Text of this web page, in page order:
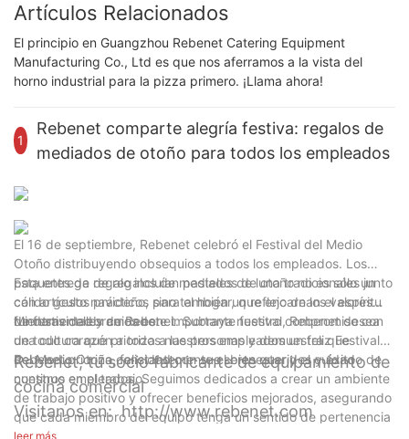
Artículos Relacionados
El principio en Guangzhou Rebenet Catering Equipment
Manufacturing Co., Ltd es que nos aferramos a la vista del
horno industrial para la pizza primero. ¡Llama ahora!
1
Rebenet comparte alegría festiva: regalos de
mediados de otoño para todos los empleados
El 16 de septiembre, Rebenet celebró el Festival del Medio
Otoño distribuyendo obsequios a todos los empleados. Los
paquetes de regalo incluían pasteles de luna tradicionales junto
con artículos prácticos para el hogar, que encarnan el espíritu
de festividad y cuidado.
Esta entrega de regalos de mediados de otoño no es sólo un
cálido gesto navideño, sino también un reflejo de los valores
fundamentales de Rebenet. Subraya nuestro compromiso con
una cultura que prioriza a las personas y demuestra que
Rebenet prioriza constantemente el bienestar y el cuidado de
nuestros empleados. Seguimos dedicados a crear un ambiente
de trabajo positivo y ofrecer beneficios mejorados, asegurando
que cada miembro del equipo tenga un sentido de pertenencia
y logro.
Mientras celebramos este importante festival, Rebenet desea
de todo corazón a todos nuestros empleados un feliz Festival
del Medio Otoño, felicidad con sus seres queridos y éxito
continuo en el trabajo.
Rebenet, tu socio fabricante de equipamiento de
cocina comercial
Visitanos en: http://www.rebenet.com
leer más